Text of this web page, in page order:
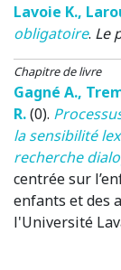
Lavoie K.,
obligatoire. Le
Chapitre de livre
Gagné A.,
R.(0).
la sensibilité
recherche
centrée sur
enfants et des
l'Université